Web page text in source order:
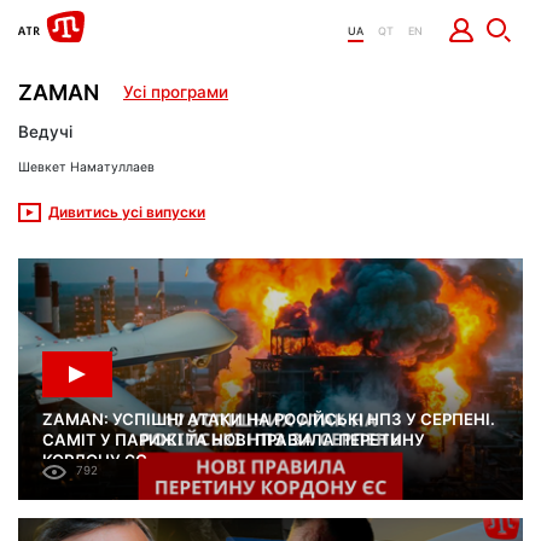
UA QT EN
ZAMAN Усі програми
ZAMAN: УСПІШНІ АТАКИ НА РОСІЙСЬКІ НПЗ У СЕРПЕНІ.
САМІТ У ПАРИЖІ ТА НОВІ ПРАВИЛА ПЕРЕТИНУ
КОРДОНУ ЄС
792
Ведучі
Шевкет Наматуллаев
Дивитись усі випуски